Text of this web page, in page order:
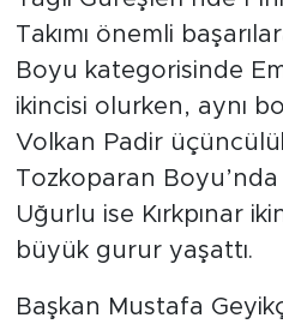
Takımı önemli
Boyu kategorisinde
ikincisi olurken, aynı
Volkan Padir
Tozkoparan
Uğurlu ise Kırkpınar
büyük gurur yaşattı.
Başkan Mustafa